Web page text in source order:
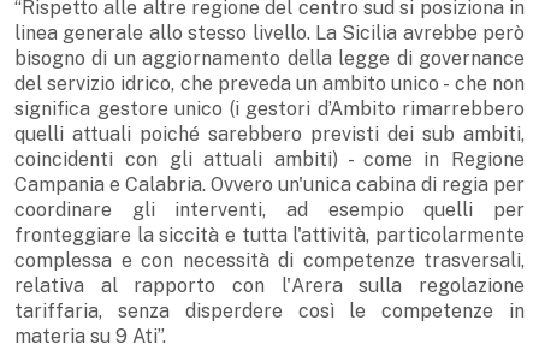
“Rispetto alle altre regione del centro sud si posiziona in
linea generale allo stesso livello. La Sicilia avrebbe però
bisogno di un aggiornamento della legge di governance
del servizio idrico, che preveda un ambito unico - che non
significa gestore unico (i gestori d’Ambito rimarrebbero
quelli attuali poiché sarebbero previsti dei sub ambiti,
coincidenti con gli attuali ambiti) - come in Regione
Campania e Calabria. Ovvero un'unica cabina di regia per
coordinare gli interventi, ad esempio quelli per
fronteggiare la siccità e tutta l'attività, particolarmente
complessa e con necessità di competenze trasversali,
relativa al rapporto con l'Arera sulla regolazione
tariffaria, senza disperdere così le competenze in
materia su 9 Ati”.